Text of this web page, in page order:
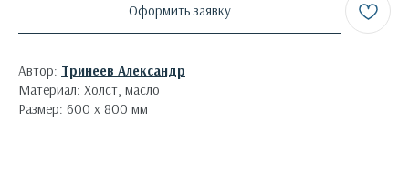
Оформить заявку
Автор: Тринеев Александр
Материал: Холст, масло
Размер: 600 х 800 мм